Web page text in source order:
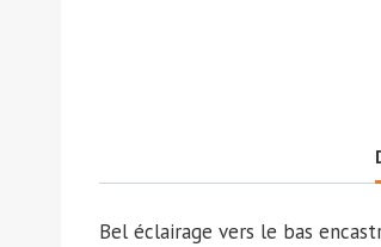
Bel éclairage vers le bas